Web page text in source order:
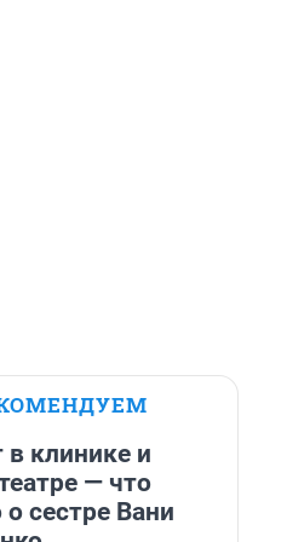
в клинике и
— что
о сестре Вани